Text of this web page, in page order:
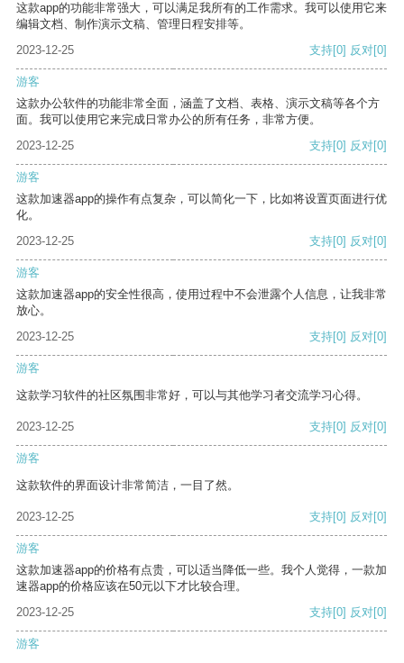
这款app的功能非常强大，可以满足我所有的工作需求。我可以使用它来
编辑文档、制作演示文稿、管理日程安排等。
2023-12-25
支持[0] 反对[0]
游客
这款办公软件的功能非常全面，涵盖了文档、表格、演示文稿等各个方
面。我可以使用它来完成日常办公的所有任务，非常方便。
2023-12-25
支持[0] 反对[0]
游客
这款加速器app的操作有点复杂，可以简化一下，比如将设置页面进行优
化。
2023-12-25
支持[0] 反对[0]
游客
这款加速器app的安全性很高，使用过程中不会泄露个人信息，让我非常
放心。
2023-12-25
支持[0] 反对[0]
游客
这款学习软件的社区氛围非常好，可以与其他学习者交流学习心得。
2023-12-25 支持[0] 反对[0]
游客
这款软件的界面设计非常简洁，一目了然。
2023-12-25 支持[0] 反对[0]
游客
这款加速器app的价格有点贵，可以适当降低一些。我个人觉得，一款加
速器app的价格应该在50元以下才比较合理。
2023-12-25
支持[0] 反对[0]
游客